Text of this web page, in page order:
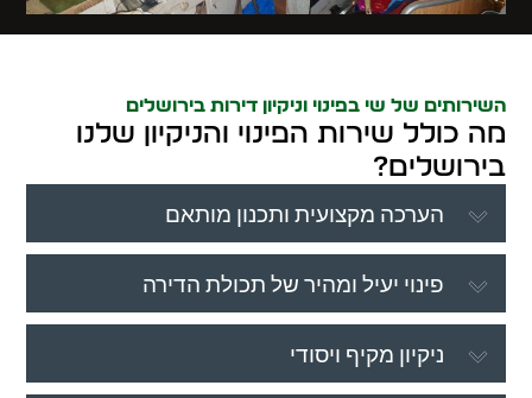
השירותים של שי בפינוי וניקיון דירות בירושלים
מה כולל שירות הפינוי והניקיון שלנו
בירושלים?
הערכה מקצועית ותכנון מותאם
פינוי יעיל ומהיר של תכולת הדירה
ניקיון מקיף ויסודי